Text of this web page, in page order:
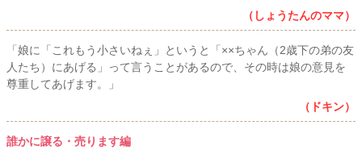
（しょうたんのママ）
「娘に「これもう小さいねぇ」というと「××ちゃん（2歳下の弟の友
人たち）にあげる」って言うことがあるので、その時は娘の意見を
尊重してあげます。」
（ドキン）
誰かに譲る・売ります編